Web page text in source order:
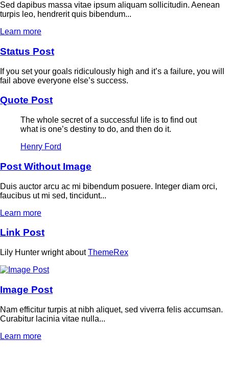
Sed dapibus massa vitae ipsum aliquam sollicitudin. Aenean
turpis leo, hendrerit quis bibendum...
Learn more
Status Post
If you set your goals ridiculously high and it’s a failure, you will
fail above everyone else’s success.
Quote Post
The whole secret of a successful life is to find out
what is one’s destiny to do, and then do it.
Henry Ford
Post Without Image
Duis auctor arcu ac mi bibendum posuere. Integer diam orci,
faucibus ut mi sed, tincidunt...
Learn more
Link Post
Lily Hunter wright aboutThemeRex
Image Post
Nam efficitur turpis at nibh aliquet, sed viverra felis accumsan.
Curabitur lacinia vitae nulla...
Learn more